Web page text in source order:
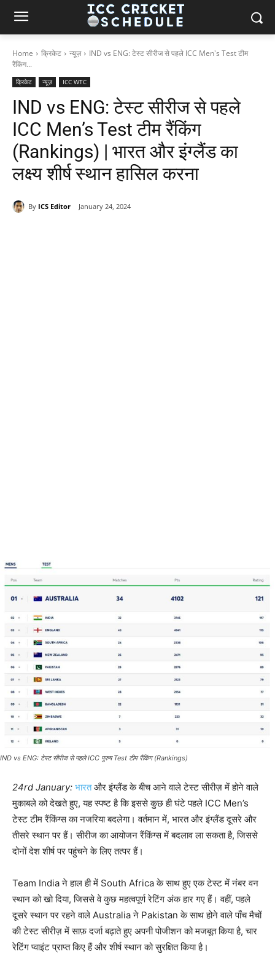
Home क्रिकेट न्यूज़
IND vs ENG: टेस्ट सीरीज से पहले ICC Men's Test टीम
रैंकिंग...
क्रिकेट न्यूज़ ICC WTC
IND vs ENG: टेस्ट सीरीज से पहले
ICC Men’s Test टीम रैंकिंग
(Rankings) | भारत और इंग्लैंड का
लक्ष्य शीर्ष स्थान हासिल करना
By ICS Editor January 24, 2024
IND vs ENG: टेस्ट सीरीज से पहले ICC पुरुष Test टीम रैंकिंग (Rankings)
24rd January: भारतऔर इंग्लैंड के बीच आने वाले टेस्ट सीरीज़ में होने वाले
मुकाबले को देखते हुए, यह स्पष्ट है कि इससे कुछ ही घंटे पहले ICC Men’s
टेस्ट टीम रैंकिंग्स का नजरिया बदलेगा। वर्तमान में, भारत और इंग्लैंड दूसरे और
तीसरे स्थान पर हैं। सीरीज का आयोजन रैंकिंग्स में बदलाव ला सकता है, जिससे
दोनों देश शीर्ष पर पहुंचने के लिए तत्पर हैं।
Team India ने हाल ही में South Africa के साथ हुए एक टेस्ट में नंबर वन
स्थान को खो दिया, जिससे वे कुछ महत्वपूर्ण रेटिंग अंक हार गए हैं। वहीं, पहले
दूसरे स्थान पर रहने वाले Australia ने Pakistan के साथ होने वाले पाँच मैचों
की टेस्ट सीरीज़ में साफ़ दर्जा बढ़ाते हुए अपनी पोजीशन को मजबूत किया है, चार
रेटिंग प्वाइंट प्राप्त किए हैं और शीर्ष स्थान को सुरक्षित किया है।